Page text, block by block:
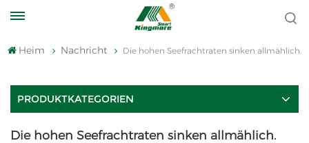
Heim Nachricht Die hohen Seefrachtraten sinken allmählich.
PRODUKTKATEGORIEN
Die hohen Seefrachtraten sinken allmählich.